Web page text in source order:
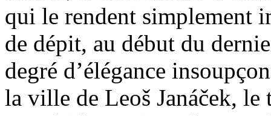
qui le rendent simplement
de dépit, au début du
degré d’élégance
la ville de Leoš Janáček, le